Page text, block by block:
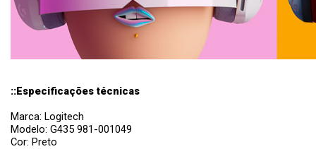
::Especificações técnicas
Marca: Logitech
Modelo: G435 981-001049
Cor: Preto